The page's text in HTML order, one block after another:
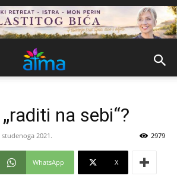
na sebi“?
studenoga 2021. 2979
WhatsApp X